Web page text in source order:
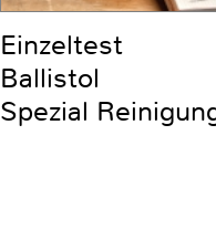
Einzeltest
Ballistol
Spezial